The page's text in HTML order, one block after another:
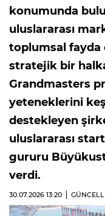
konumunda
uluslararası
toplumsal fayda
stratejik bir
Grandmasters
yeteneklerini
destekleyen
uluslararası
gururu
verdi.
30.07.2026 13:20